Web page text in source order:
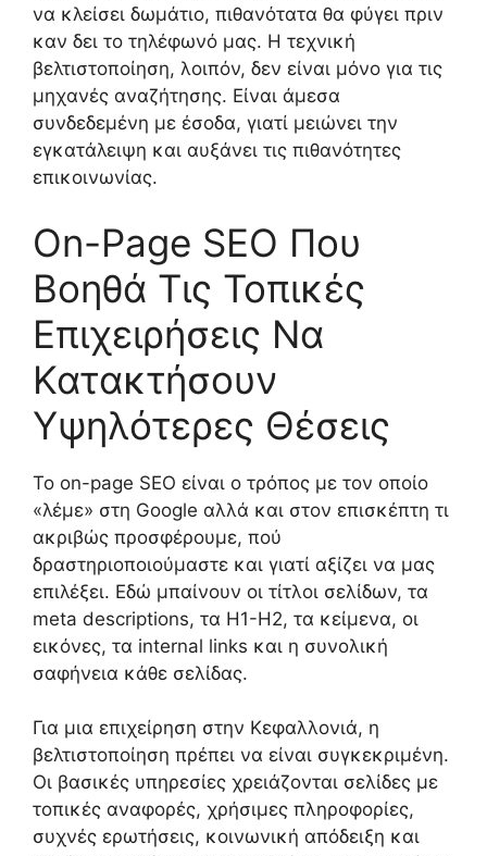
να κλείσει δωμάτιο, πιθανότατα θα φύγει πριν
καν δει το τηλέφωνό μας. Η τεχνική
βελτιστοποίηση, λοιπόν, δεν είναι μόνο για τις
μηχανές αναζήτησης. Είναι άμεσα
συνδεδεμένη με έσοδα, γιατί μειώνει την
εγκατάλειψη και αυξάνει τις πιθανότητες
επικοινωνίας.
On-Page SEO Που
Βοηθά Τις Τοπικές
Επιχειρήσεις Να
Κατακτήσουν
Υψηλότερες Θέσεις
Το on-page SEO είναι ο τρόπος με τον οποίο
«λέμε» στη Google αλλά και στον επισκέπτη τι
ακριβώς προσφέρουμε, πού
δραστηριοποιούμαστε και γιατί αξίζει να μας
επιλέξει. Εδώ μπαίνουν οι τίτλοι σελίδων, τα
meta descriptions, τα H1-H2, τα κείμενα, οι
εικόνες, τα internal links και η συνολική
σαφήνεια κάθε σελίδας.
Για μια επιχείρηση στην Κεφαλλονιά, η
βελτιστοποίηση πρέπει να είναι συγκεκριμένη.
Οι βασικές υπηρεσίες χρειάζονται σελίδες με
τοπικές αναφορές, χρήσιμες πληροφορίες,
συχνές ερωτήσεις, κοινωνική απόδειξη και